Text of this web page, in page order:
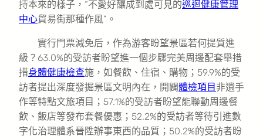
持本來的樣子，“不愛好釀成到處可見的巡迴健康管理
中心貿易街那種作風”。
實行門票減免后，作為游客盼望景區若何提質進
級？63.0%的受訪者盼望進一個步驟完美周邊配套舉措
措身體健康檢查施，如餐飲、住宿、購物；59.9%的受
訪者提出深度發掘景區文明內在，開闢體檢項目 非遺手
作等特點文旅項目；57.1%的受訪者盼望能聯動周邊餐
飲、飯店等發布套餐優惠；52.2%的受訪者等待引進數
字化治理體系晉陞辦事東西的品質；50.2%的受訪者盼